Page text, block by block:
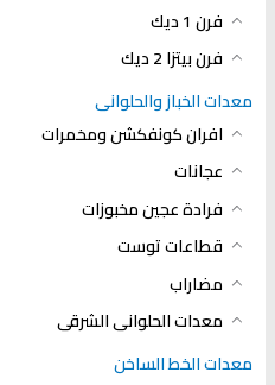
فرن 1 ديك
فرن بيتزا 2 ديك
معدات الخباز والحلوانى
افران كونفكشن ومخمرات
عجانات
فرادة عجين مخبوزات
قطاعات توست
مضاراب
معدات الحلوانى الشرقى
معدات الخط الساخن